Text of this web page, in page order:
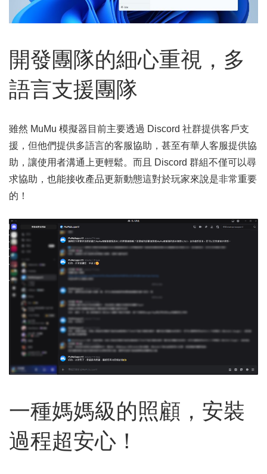
開發團隊的細心重視，多
語言支援團隊
雖然 MuMu 模擬器目前主要透過 Discord 社群提供客戶支
援，但他們提供多語言的客服協助，甚至有華人客服提供協
助，讓使用者溝通上更輕鬆。而且 Discord 群組不僅可以尋
求協助，也能接收產品更新動態這對於玩家來說是非常重要
的！
一種媽媽級的照顧，安裝
過程超安心！